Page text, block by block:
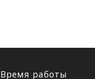
Время работы